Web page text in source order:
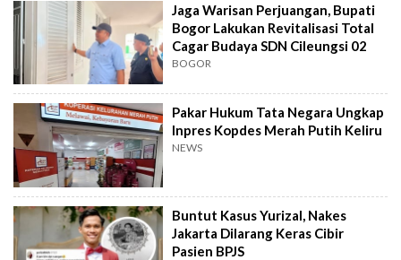
Jaga Warisan Perjuangan, Bupati
Bogor Lakukan Revitalisasi Total
Cagar Budaya SDN Cileungsi 02
BOGOR
Pakar Hukum Tata Negara Ungkap
Inpres Kopdes Merah Putih Keliru
NEWS
Buntut Kasus Yurizal, Nakes
Jakarta Dilarang Keras Cibir
Pasien BPJS